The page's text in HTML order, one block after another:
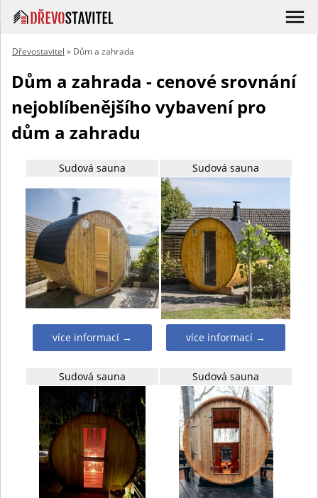
Dřevostavitel » Dům a zahrada
Dům a zahrada - cenové srovnání
nejoblíbenějšího vybavení pro
dům a zahradu
Sudová sauna
více informací →
Sudová sauna
více informací →
Sudová sauna Sudová sauna